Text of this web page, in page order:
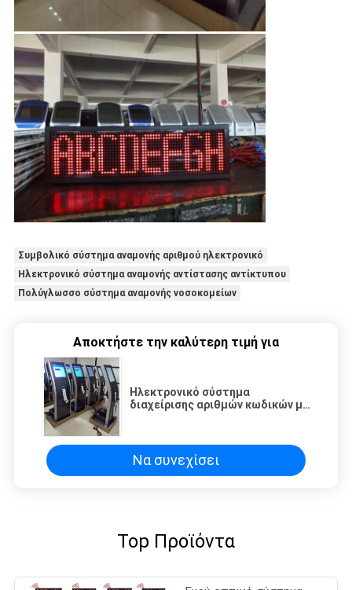
Συμβολικό σύστημα αναμονής αριθμού ηλεκτρονικό
Ηλεκτρονικό σύστημα αναμονής αντίστασης αντίκτυπου
Πολύγλωσσο σύστημα αναμονής νοσοκομείων
Αποκτήστε την καλύτερη τιμή για
Ηλεκτρονικό σύστημα
διαχείρισης αριθμών κωδικών με
Να συνεχίσει
Top Προϊόντα